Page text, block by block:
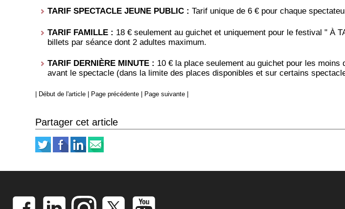
TARIF SPECTACLE JEUNE PUBLIC : Tarif unique de 6 € pour chaque
TARIF FAMILLE : 18 € seulement au guichet et uniquement pour le festival " À
billets par séance dont 2 adultes maximum.
TARIF DERNIÈRE MINUTE : 10 € la place seulement au guichet pour les moins
avant le spectacle (dans la limite des places disponibles et sur certains
Début de l'article Page précédente Page suivante
Partager cet article